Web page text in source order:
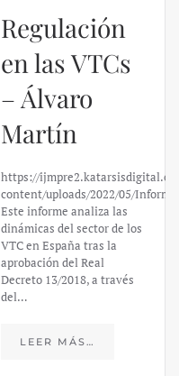
Regulación
en las VTCs
– Álvaro
Martín
https://
content/uploads/2022/05/
Este informe analiza las
dinámicas del sector de los
VTC en España tras la
aprobación del Real
Decreto 13/2018, a través
del…
LEER MÁS…